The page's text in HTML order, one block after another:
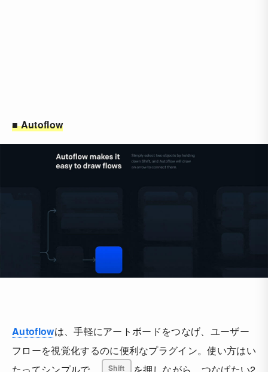
■ Autoflow
Autoflowは、手軽にアートボードをつなげ、ユーザー
フローを視覚化するのに便利なプラグイン。使い方はい
たってシンプルで、
Shift
を押しながら、つなげたい2